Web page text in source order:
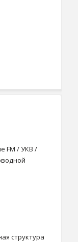
FM / УКВ /
структура